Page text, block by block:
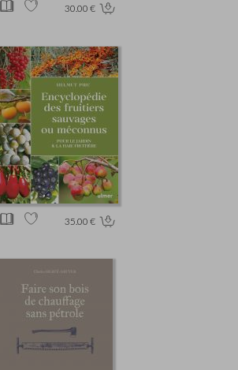
30.00 €
35.00 €